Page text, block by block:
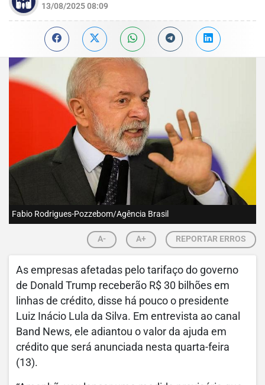
13/08/2025 08:09
Fabio Rodrigues-Pozzebom/Agência Brasil
A- A+ REPORTAR ERROS
As empresas afetadas pelo tarifaço do governo
de Donald Trump receberão R$ 30 bilhões em
linhas de crédito, disse há pouco o presidente
Luiz Inácio Lula da Silva. Em entrevista ao canal
Band News, ele adiantou o valor da ajuda em
crédito que será anunciada nesta quarta-feira
(13).